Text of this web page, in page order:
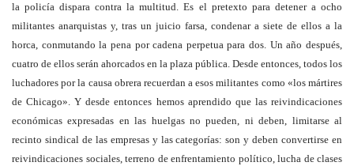
la policía dispara contra la multitud. Es el pretexto para detener a ocho
militantes anarquistas y, tras un juicio farsa, condenar a siete de ellos a la
horca, conmutando la pena por cadena perpetua para dos. Un año después,
cuatro de ellos serán ahorcados en la plaza pública. Desde entonces, todos los
luchadores por la causa obrera recuerdan a esos militantes como «los mártires
de Chicago». Y desde entonces hemos aprendido que las reivindicaciones
económicas expresadas en las huelgas no pueden, ni deben, limitarse al
recinto sindical de las empresas y las categorías: son y deben convertirse en
reivindicaciones sociales, terreno de enfrentamiento político, lucha de clases